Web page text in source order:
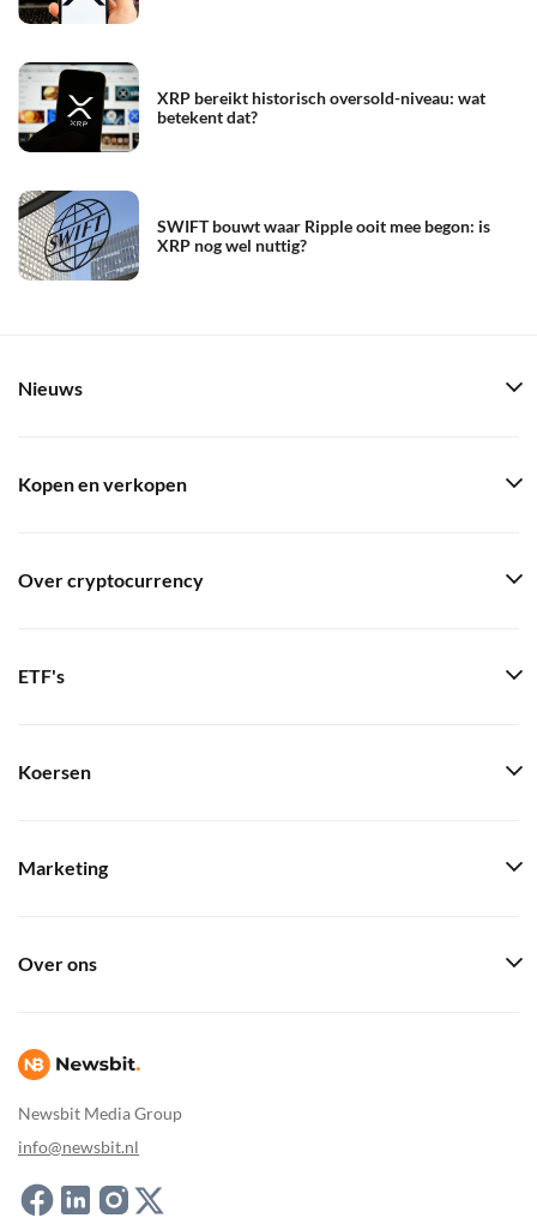
XRP bereikt historisch oversold-niveau: wat
betekent dat?
SWIFT bouwt waar Ripple ooit mee begon: is
XRP nog wel nuttig?
Newsbit Media Group
info@newsbit.nl
Nieuws
Kopen en verkopen
Over cryptocurrency
ETF's
Koersen
Marketing
Over ons